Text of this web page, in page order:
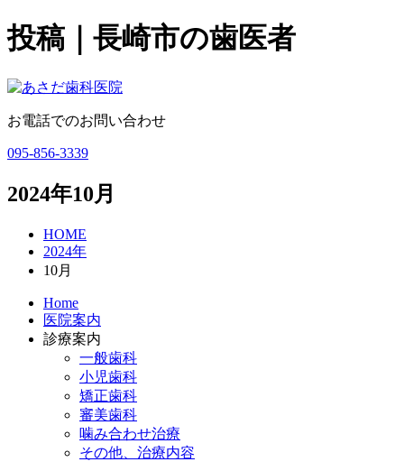
投稿｜長崎市の歯医者
お電話でのお問い合わせ
095-856-3339
2024年10月
HOME
2024年
10月
Home
医院案内
診療案内
一般歯科
小児歯科
矯正歯科
審美歯科
噛み合わせ治療
その他、治療内容